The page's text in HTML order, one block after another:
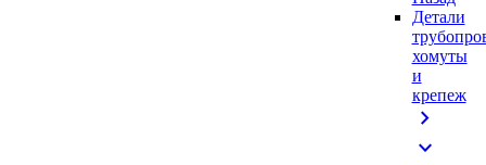
Детали
хомуты
и
крепеж
chevron_right
expand_more